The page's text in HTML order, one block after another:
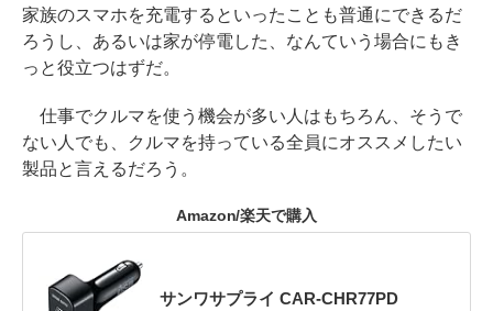
家族のスマホを充電するといったことも普通にできるだ
ろうし、あるいは家が停電した、なんていう場合にもき
っと役立つはずだ。
仕事でクルマを使う機会が多い人はもちろん、そうで
ない人でも、クルマを持っている全員にオススメしたい
製品と言えるだろう。
Amazon/楽天で購入
サンワサプライ CAR-CHR77PD